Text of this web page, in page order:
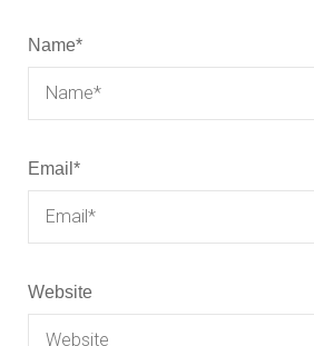
Name*
Email *
Website